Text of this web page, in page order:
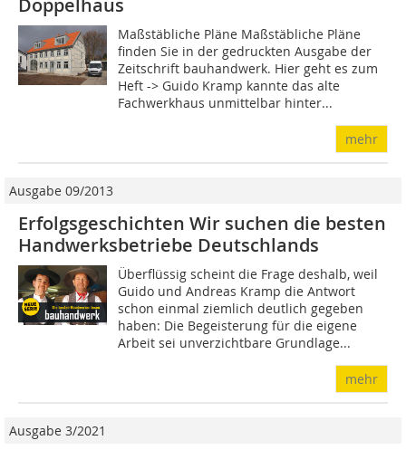
Doppelhaus
Maßstäbliche Pläne Maßstäbliche Pläne
finden Sie in der gedruckten Ausgabe der
Zeitschrift bauhandwerk. Hier geht es zum
Heft -> Guido Kramp kannte das alte
Fachwerkhaus unmittelbar hinter...
mehr
Ausgabe 09/2013
Erfolgsgeschichten Wir suchen die besten
Handwerksbetriebe Deutschlands
Überflüssig scheint die Frage deshalb, weil
Guido und Andreas Kramp die Antwort
schon einmal ziemlich deutlich gegeben
haben: Die Begeisterung für die eigene
Arbeit sei unverzichtbare Grundlage...
mehr
Ausgabe 3/2021